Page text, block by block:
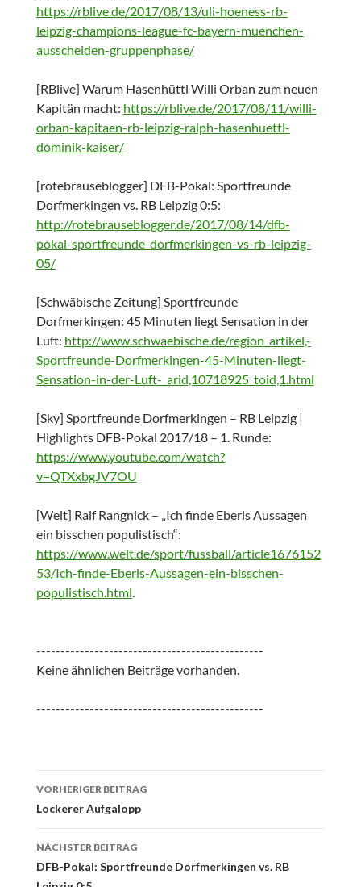
https://rblive.de/2017/08/13/uli-hoeness-rb-
leipzig-champions-league-fc-bayern-muenchen-
ausscheiden-gruppenphase/
[RBlive] Warum Hasenhüttl Willi Orban zum neuen
Kapitän macht: https://rblive.de/2017/08/11/willi-
orban-kapitaen-rb-leipzig-ralph-hasenhuettl-
dominik-kaiser/
[rotebrauseblogger] DFB-Pokal: Sportfreunde
Dorfmerkingen vs. RB Leipzig 0:5:
http://rotebrauseblogger.de/2017/08/14/dfb-
pokal-sportfreunde-dorfmerkingen-vs-rb-leipzig-
05/
[Schwäbische Zeitung] Sportfreunde
Dorfmerkingen: 45 Minuten liegt Sensation in der
Luft: http://www.schwaebische.de/region_artikel,-
Sportfreunde-Dorfmerkingen-45-Minuten-liegt-
Sensation-in-der-Luft-_arid,10718925_toid,1.html
[Sky] Sportfreunde Dorfmerkingen – RB Leipzig |
Highlights DFB-Pokal 2017/18 – 1. Runde:
https://www.youtube.com/watch?
v=QTXxbgJV7OU
[Welt] Ralf Rangnick – „Ich finde Eberls Aussagen
ein bisschen populistisch“:
https://www.welt.de/sport/fussball/article1676152
53/Ich-finde-Eberls-Aussagen-ein-bisschen-
populistisch.html.
-----------------------------------------------
Keine ähnlichen Beiträge vorhanden.
-----------------------------------------------
Beitrags-
Navigation
VORHERIGER BEITRAG
Lockerer Aufgalopp
NÄCHSTER BEITRAG
DFB-Pokal: Sportfreunde Dorfmerkingen vs. RB